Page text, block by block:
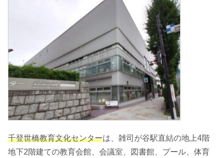
千登世橋教育文化センターは、雑司が谷駅直結の地上4階
地下2階建ての教育会館、会議室、図書館、プール、体育